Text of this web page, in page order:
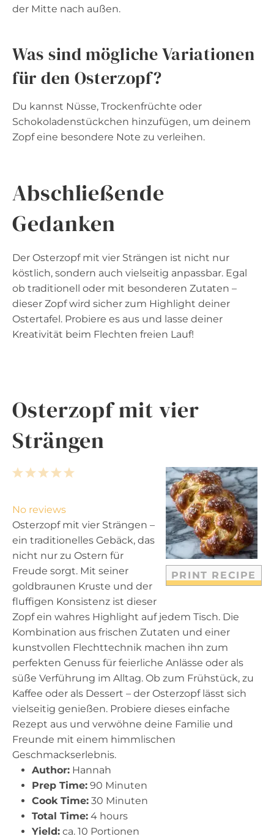
der Mitte nach außen.
Was sind mögliche Variationen
für den Osterzopf?
Du kannst Nüsse, Trockenfrüchte oder
Schokoladenstückchen hinzufügen, um deinem
Zopf eine besondere Note zu verleihen.
Abschließende
Gedanken
Der Osterzopf mit vier Strängen ist nicht nur
köstlich, sondern auch vielseitig anpassbar. Egal
ob traditionell oder mit besonderen Zutaten –
dieser Zopf wird sicher zum Highlight deiner
Ostertafel. Probiere es aus und lasse deiner
Kreativität beim Flechten freien Lauf!
Osterzopf mit vier
Strängen
PRINT RECIPE
5
a
r
s
4
t
a
r
s
3
t
a
r
s
2
t
a
r
s
1
t
a
r
No reviews
Osterzopf mit vier Strängen –
ein traditionelles Gebäck, das
nicht nur zu Ostern für
Freude sorgt. Mit seiner
goldbraunen Kruste und der
fluffigen Konsistenz ist dieser
Zopf ein wahres Highlight auf jedem Tisch. Die
Kombination aus frischen Zutaten und einer
kunstvollen Flechttechnik machen ihn zum
perfekten Genuss für feierliche Anlässe oder als
süße Verführung im Alltag. Ob zum Frühstück, zu
Kaffee oder als Dessert – der Osterzopf lässt sich
vielseitig genießen. Probiere dieses einfache
Rezept aus und verwöhne deine Familie und
Freunde mit einem himmlischen
Geschmackserlebnis.
Author: Hannah
Prep Time: 90 Minuten
Cook Time: 30 Minuten
Total Time: 4 hours
Yield: ca. 10 Portionen